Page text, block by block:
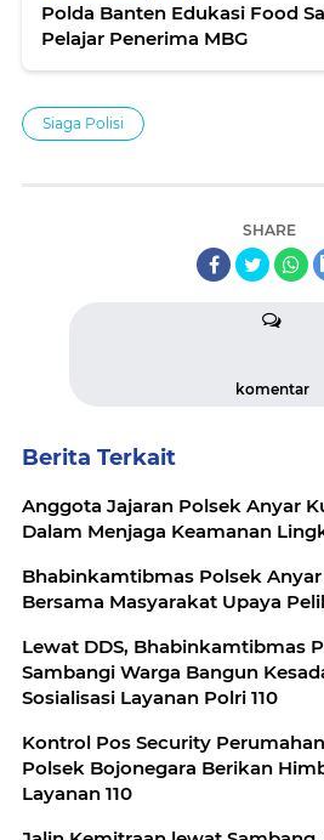
Polda Banten Edukasi Food
Pelajar Penerima MBG
Siaga Polisi
SHARE
komentar
Berita Terkait
Anggota Jajaran Polsek Anyar
Dalam Menjaga Keamanan
Bhabinkamtibmas Polsek
Bersama Masyarakat Upaya
Lewat DDS, Bhabinkamtibmas
Sambangi Warga Bangun
Sosialisasi Layanan Polri 110
Kontrol Pos Security
Polsek Bojonegara Berikan
Layanan 110